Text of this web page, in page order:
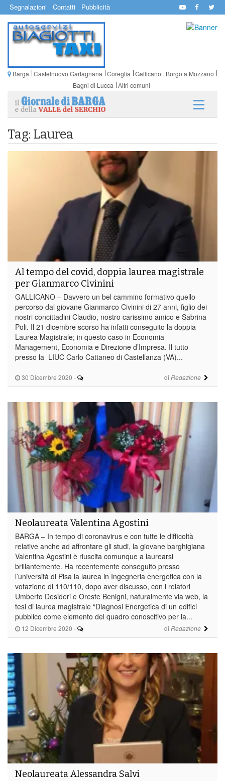
Segnalazioni Contatti Pubblicità
Barga Castelnuovo Garfagnana Coreglia Gallicano
Borgo a Mozzano
Bagni di Lucca Altri comuni
Tag: Laurea
30 Dicembre 2020 - di Redazione
Al tempo del covid, doppia laurea magistrale
per Gianmarco Civinini
GALLICANO – Davvero un bel cammino formativo quello
percorso dal giovane Gianmarco Civinini di 27 anni, figlio dei
nostri concittadini Claudio, nostro carissimo amico e Sabrina
Poli. Il 21 dicembre scorso ha infatti conseguito la doppia
Laurea Magistrale; in questo caso in Economia
Management, Economia e Direzione d’Impresa. Il tutto
presso la LIUC Carlo Cattaneo di Castellanza (VA)...
12 Dicembre 2020 - di Redazione
Neolaureata Valentina Agostini
BARGA – In tempo di coronavirus e con tutte le difficoltà
relative anche ad affrontare gli studi, la giovane barghigiana
Valentina Agostini è riuscita comunque a laurearsi
brillantemente. Ha recentemente conseguito presso
l’università di Pisa la laurea in Ingegneria energetica con la
votazione di 110/110, dopo aver discusso, con i relatori
Umberto Desideri e Oreste Benigni, naturalmente via web, la
tesi di laurea magistrale “Diagnosi Energetica di un edifici
pubblico come elemento del quadro conoscitivo per la...
Neolaureata Alessandra Salvi